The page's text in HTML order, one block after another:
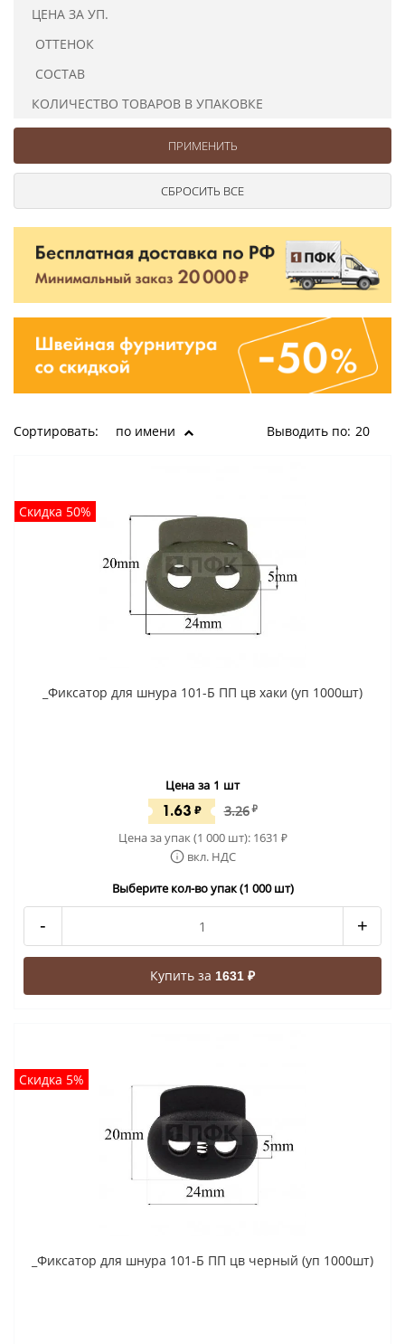
ЦЕНА ЗА УП.
ОТТЕНОК
СОСТАВ
КОЛИЧЕСТВО ТОВАРОВ В УПАКОВКЕ
Сортировать: по имени Выводить по: 20
Скидка 50%
_Фиксатор для шнура 101-Б ПП цв хаки (уп 1000шт)
Цена за 1 шт
1.63 ₽ 3.26 ₽
Цена за упак (1 000 шт): 1631 ₽
вкл. НДС
Выберите кол-во упак (1 000 шт)
- +
Купить за 1631 ₽
Скидка 5%
_Фиксатор для шнура 101-Б ПП цв черный (уп 1000шт)
Ушковые
Цепочки шарики с замком
Ткани
Сумочная фурнитура